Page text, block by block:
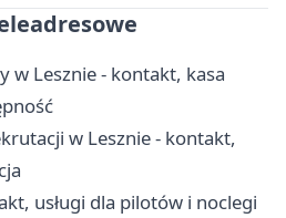
w Lesznie - kontakt, kasa
w Lesznie - kontakt,
usługi dla pilotów i noclegi